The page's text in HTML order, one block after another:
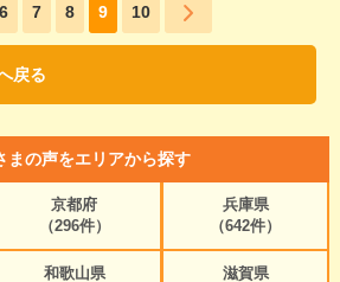
6 7 8 9 10
戻る
まの声をエリアから探す
京都府
（296件）
兵庫県
（642件）
和歌山県
滋賀県